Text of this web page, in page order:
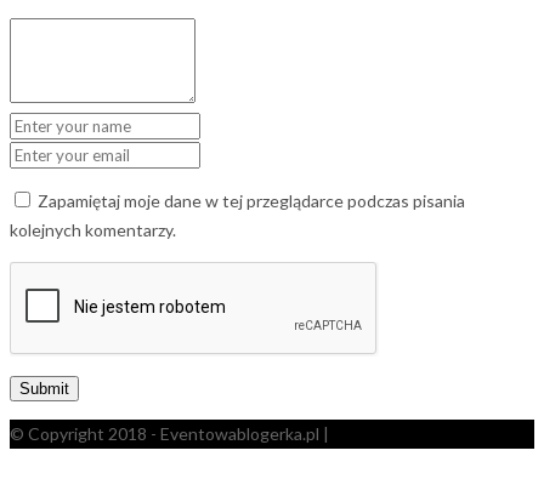
Zapamiętaj moje dane w tej przeglądarce podczas pisania
kolejnych komentarzy.
© Copyright 2018 - Eventowablogerka.pl |